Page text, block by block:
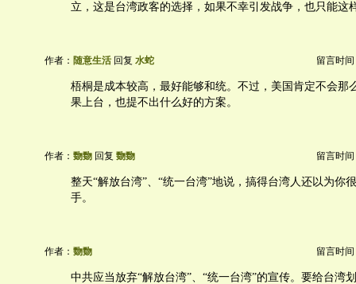
立，这是台湾政客的选择，如果不幸引发战争，也只能这
作者： 随意生活 回复 水蛇 留言时间
梧桐是成本较高，最好能够和统。不过，美国肯定不会那
果上台，也提不出什么好的方案。
作者： 覅覅 回复 覅覅 留言时间
整天“解放台湾”、“统一台湾”地说，搞得台湾人还以为你
手。
作者： 覅覅 留言时间
中共应当放弃“解放台湾”、“统一台湾”的宣传。要给台湾